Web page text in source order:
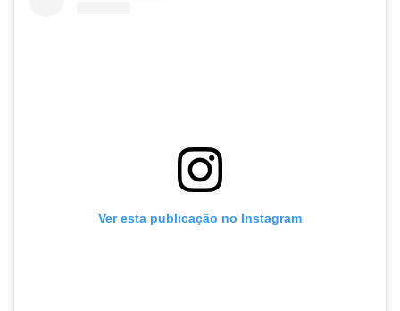
Ver esta publicação no Instagram